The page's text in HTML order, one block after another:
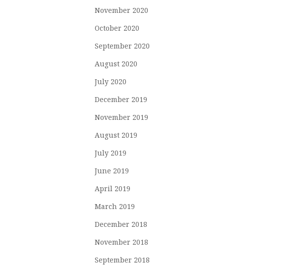
November 2020
October 2020
September 2020
August 2020
July 2020
December 2019
November 2019
August 2019
July 2019
June 2019
April 2019
March 2019
December 2018
November 2018
September 2018